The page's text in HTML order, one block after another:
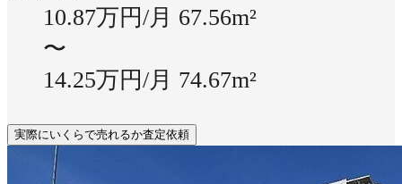
10.87万円/月 67.56m²
〜
14.25万円/月 74.67m²
実際にいくらで売れるか査定依頼